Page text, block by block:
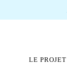
LE PROJET